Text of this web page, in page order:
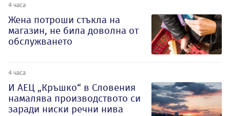
4 часа
Жена потроши стъкла на
магазин, не била доволна от
обслужването
4 часа
И АЕЦ „Кръшко“ в Словения
намалява производството си
заради ниски речни нива